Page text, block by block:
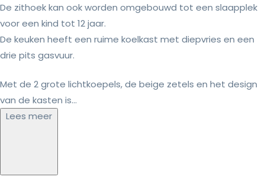
De zithoek kan ook worden omgebouwd tot een slaapplek
voor een kind tot 12 jaar.
De keuken heeft een ruime koelkast met diepvries en een
drie pits gasvuur.
Met de 2 grote lichtkoepels, de beige zetels en het design
van de kasten is...
Lees meer